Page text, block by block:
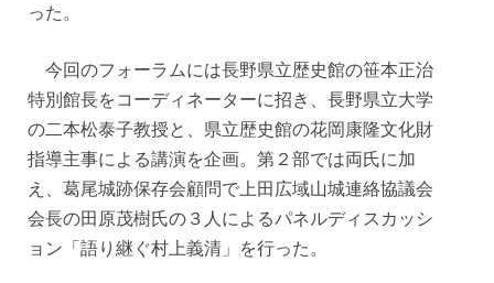
った。
今回のフォーラムには長野県立歴史館の笹本正治
特別館長をコーディネーターに招き、長野県立大学
の二本松泰子教授と、県立歴史館の花岡康隆文化財
指導主事による講演を企画。第２部では両氏に加
え、葛尾城跡保存会顧問で上田広域山城連絡協議会
会長の田原茂樹氏の３人によるパネルディスカッシ
ョン「語り継ぐ村上義清」を行った。